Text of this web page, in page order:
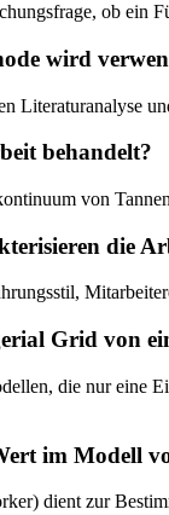
ob ein
wird
Literaturanalyse
behandelt?
von
die
Grid von
die nur eine
im Modell
dient zur